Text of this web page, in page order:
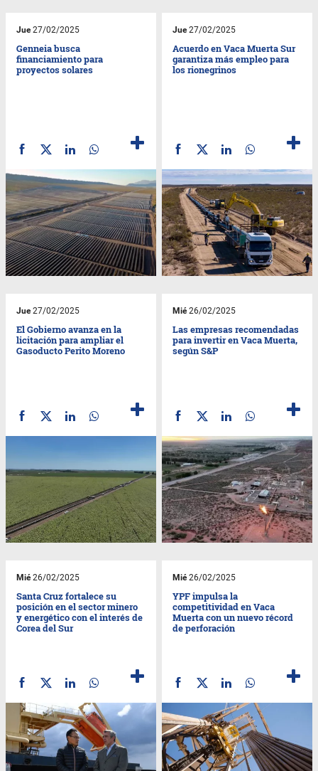
Jue27/02/2025
Genneia busca
financiamiento para
proyectos solares
Jue27/02/2025
Acuerdo en Vaca Muerta Sur
garantiza más empleo para
los rionegrinos
Jue27/02/2025
El Gobierno avanza en la
licitación para ampliar el
Gasoducto Perito Moreno
Mié26/02/2025
Las empresas recomendadas
para invertir en Vaca Muerta,
según S&P
Mié26/02/2025
Santa Cruz fortalece su
posición en el sector minero
y energético con el interés de
Corea del Sur
Mié26/02/2025
YPF impulsa la
competitividad en Vaca
Muerta con un nuevo récord
de perforación